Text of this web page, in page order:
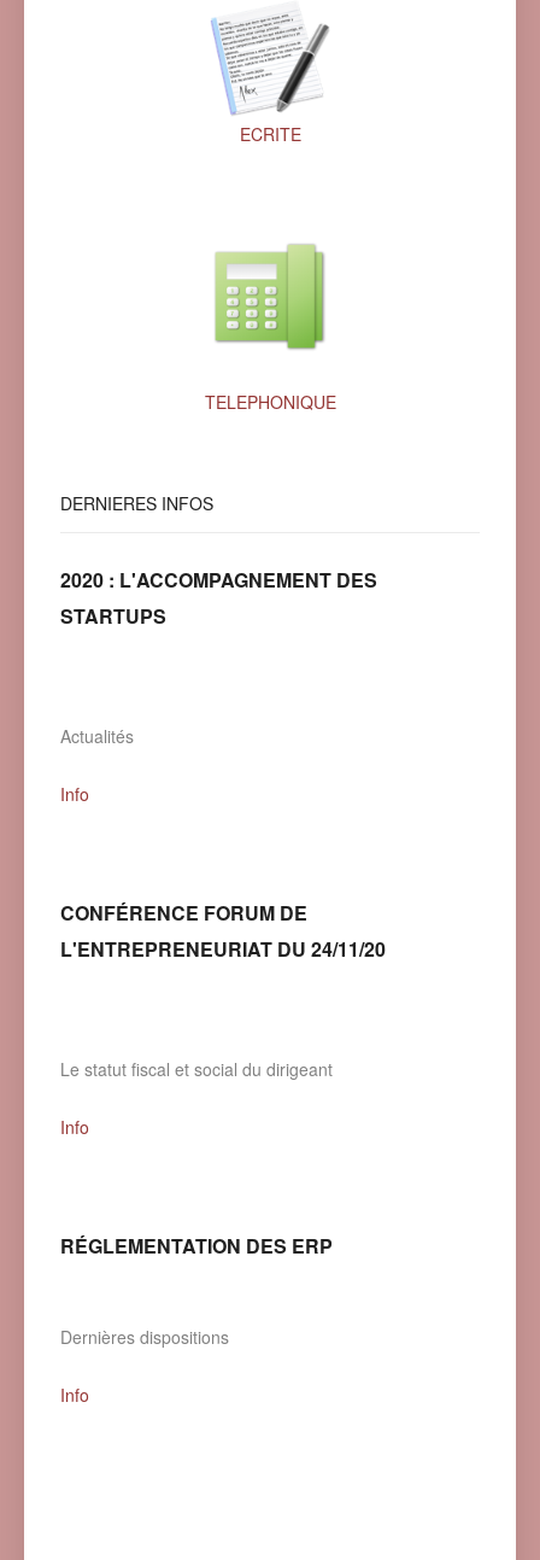
ECRITE
TELEPHONIQUE
DERNIERES INFOS
2020 : L'ACCOMPAGNEMENT DES
STARTUPS
Actualités
Info
CONFÉRENCE FORUM DE
L'ENTREPRENEURIAT DU 24/11/20
Le statut fiscal et social du dirigeant
Info
RÉGLEMENTATION DES ERP
Dernières dispositions
Info